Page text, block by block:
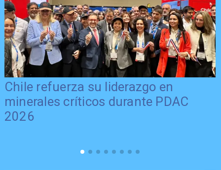
Chile refuerza su liderazgo en
minerales críticos durante PDAC
2026